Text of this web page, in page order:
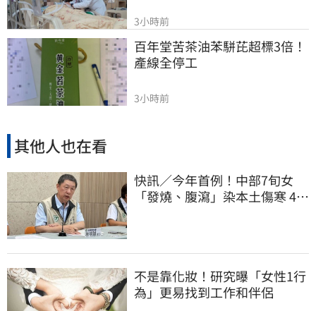
3小時前
百年堂苦茶油苯駢芘超標3倍！
產線全停工
3小時前
其他人也在看
快訊／今年首例！中部7旬女
「發燒、腹瀉」染本土傷寒 42
不是靠化妝！研究曝「女性1行
為」更易找到工作和伴侶